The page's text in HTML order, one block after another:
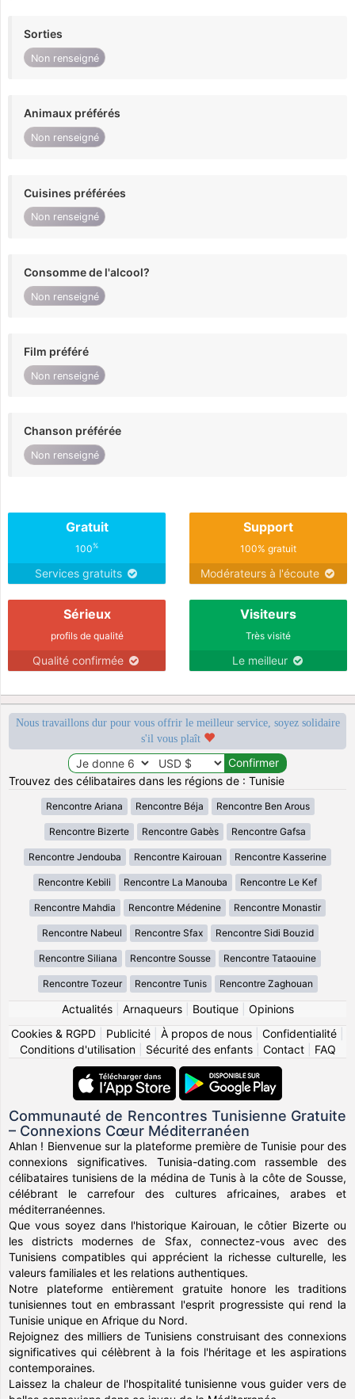
Sorties
Non renseigné
Animaux préférés
Non renseigné
Cuisines préférées
Non renseigné
Consomme de l'alcool?
Non renseigné
Film préféré
Non renseigné
Chanson préférée
Non renseigné
Gratuit
100%
Services gratuits
Support
100% gratuit
Modérateurs à l'écoute
Sérieux
profils de qualité
Qualité confirmée
Visiteurs
Très visité
Le meilleur
Nous travaillons dur pour vous offrir le meilleur service, soyez solidaire
s'il vous plaît
Trouvez des célibataires dans les régions de : Tunisie
Rencontre Ariana Rencontre Béja Rencontre Ben Arous
Rencontre Bizerte Rencontre Gabès Rencontre Gafsa
Rencontre Jendouba Rencontre Kairouan Rencontre Kasserine
Rencontre Kebili Rencontre La Manouba Rencontre Le Kef
Rencontre Mahdia Rencontre Médenine Rencontre Monastir
Rencontre Nabeul Rencontre Sfax Rencontre Sidi Bouzid
Rencontre Siliana Rencontre Sousse Rencontre Tataouine
Rencontre Tozeur Rencontre Tunis Rencontre Zaghouan
Actualités| Arnaqueurs| Boutique| Opinions
Cookies & RGPD
Publicité À propos de nous Confidentialité
Conditions d'utilisation| Sécurité des enfants| Contact| FAQ
Communauté de Rencontres Tunisienne Gratuite
– Connexions Cœur Méditerranéen
Ahlan ! Bienvenue sur la plateforme première de Tunisie pour des
connexions significatives. Tunisia-dating.com rassemble des
célibataires tunisiens de la médina de Tunis à la côte de Sousse,
célébrant le carrefour des cultures africaines, arabes et
méditerranéennes.
Que vous soyez dans l'historique Kairouan, le côtier Bizerte ou
les districts modernes de Sfax, connectez-vous avec des
Tunisiens compatibles qui apprécient la richesse culturelle, les
valeurs familiales et les relations authentiques.
Notre plateforme entièrement gratuite honore les traditions
tunisiennes tout en embrassant l'esprit progressiste qui rend la
Tunisie unique en Afrique du Nord.
Rejoignez des milliers de Tunisiens construisant des connexions
significatives qui célèbrent à la fois l'héritage et les aspirations
contemporaines.
Laissez la chaleur de l'hospitalité tunisienne vous guider vers de